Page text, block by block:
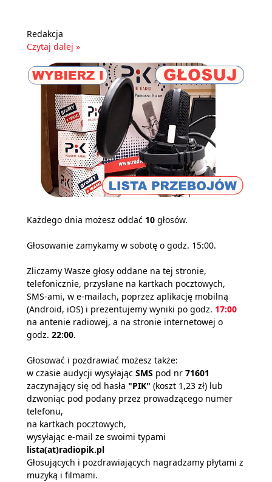
Redakcja
Czytaj dalej »
Każdego dnia możesz oddać 10 głosów.
Głosowanie zamykamy w sobotę o godz. 15:00.
Zliczamy Wasze głosy oddane na tej stronie,
telefonicznie, przysłane na kartkach pocztowych,
SMS-ami, w e-mailach, poprzez aplikację mobilną
(Android, iOS) i prezentujemy wyniki po godz. 17:00
na antenie radiowej, a na stronie internetowej o
godz. 22:00.
Głosować i pozdrawiać możesz także:
w czasie audycji wysyłając SMS pod nr 71601
zaczynający się od hasła "PIK" (koszt 1,23 zł) lub
dzwoniąc pod podany przez prowadzącego numer
telefonu,
na kartkach pocztowych,
wysyłając e-mail ze swoimi typami
lista(at)radiopik.pl
Głosujących i pozdrawiających nagradzamy płytami z
muzyką i filmami.